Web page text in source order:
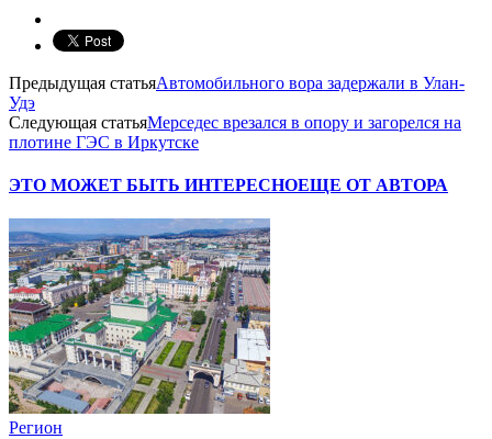
Предыдущая статьяАвтомобильного вора задержали в Улан-
Удэ
Следующая статьяМерседес врезался в опору и загорелся на
плотине ГЭС в Иркутске
ЭТО МОЖЕТ БЫТЬ ИНТЕРЕСНОЕЩЕ ОТ АВТОРА
Регион